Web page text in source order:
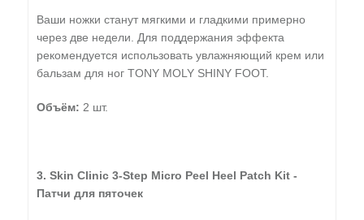
Ваши ножки станут мягкими и гладкими примерно
через две недели. Для поддержания эффекта
рекомендуется использовать увлажняющий крем или
бальзам для ног TONY MOLY SHINY FOOT.
Объём: 2 шт.
3. Skin Clinic 3-Step Micro Peel Heel Patch Kit -
Патчи для пяточек